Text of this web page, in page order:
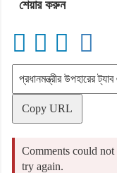
শেয়ার করুন
Copy URL
Comments could not
try again.